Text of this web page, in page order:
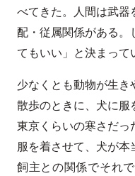
べてきた。人間は武
配・従属関係がある。
てもいい」と決まって
少なくとも動物が生き
散歩のときに、犬に服
東京くらいの寒さだっ
服を着させて、犬が
飼主との関係でそれ